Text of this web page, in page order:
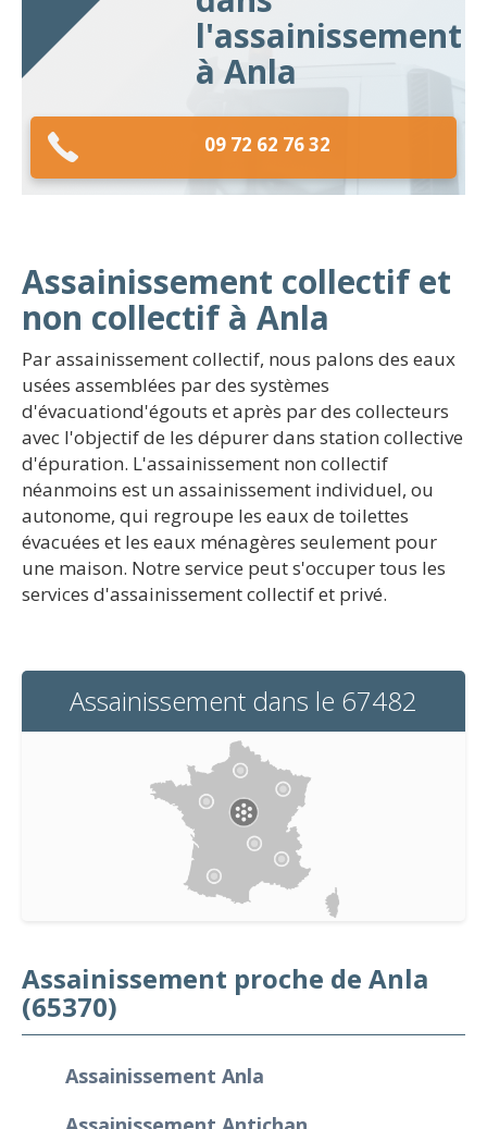
l'assainissement
à Anla
09 72 62 76 32
Assainissement collectif et
non collectif à Anla
Par assainissement collectif, nous palons des eaux
usées assemblées par des systèmes
d'évacuationd'égouts et après par des collecteurs
avec l'objectif de les dépurer dans station collective
d'épuration. L'assainissement non collectif
néanmoins est un assainissement individuel, ou
autonome, qui regroupe les eaux de toilettes
évacuées et les eaux ménagères seulement pour
une maison. Notre service peut s'occuper tous les
services d'assainissement collectif et privé.
Assainissement dans le 67482
Assainissement proche de Anla
(65370)
Assainissement Anla